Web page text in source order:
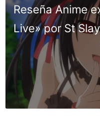
Reseña Anime
Live» por St